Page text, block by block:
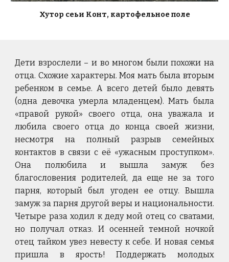
Хутор сеьи Конт, картофельное поле
Дети взрослели – и во многом были похожи на
отца. Схожие характеры. Моя мать была вторым
ребенком в семье. А всего детей было девять
(одна девочка умерла младенцем). Мать была
«правой рукой» своего отца, она уважала и
любила своего отца до конца своей жизни,
несмотря на полный разрыв семейных
контактов в связи с её «ужасным проступком».
Она полюбила и вышла замуж без
благословения родителей, да еще не за того
парня, который был угоден ее отцу. Вышла
замуж за парня другой веры и национальности.
Четыре раза ходил к деду мой отец со сватами,
но получал отказ. И осенней темной ночкой
отец тайком увез невесту к себе. И новая семья
пришла в ярость! Поддержать молодых